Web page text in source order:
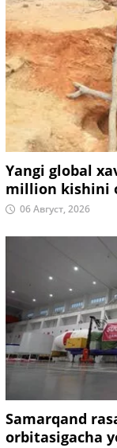
Yangi global
million kishini
06 Август, 2026
Samarqand
orbitasigacha